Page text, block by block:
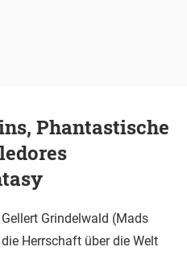
Phantastische
Grindelwald (Mads
Herrschaft über die Welt